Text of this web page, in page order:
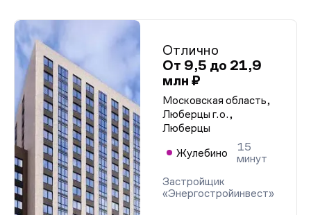
Отлично
От 9,5 до 21,9
млн ₽
Московская область,
Люберцы г.о.,
Люберцы
Жулебино
15
минут
Застройщик
«Энергостройинвест»